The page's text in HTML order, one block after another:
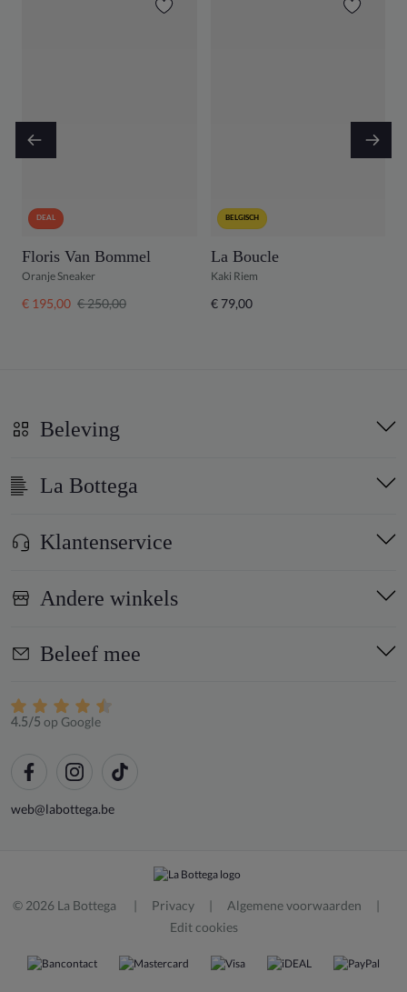
DEAL
Floris Van Bommel
Oranje Sneaker
€ 195,00 € 250,00
BELGISCH
La Boucle
Kaki Riem
€ 79,00
Beleving
La Bottega
Klantenservice
Andere winkels
Beleef mee
4.5/5 op Google
web@labottega.be
© 2026 La Bottega Privacy
Algemene voorwaarden
Edit cookies